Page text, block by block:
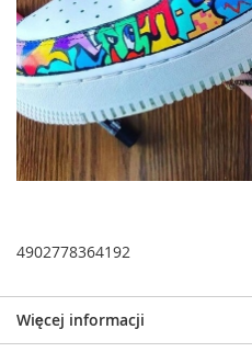
4902778364192
Więcej informacji